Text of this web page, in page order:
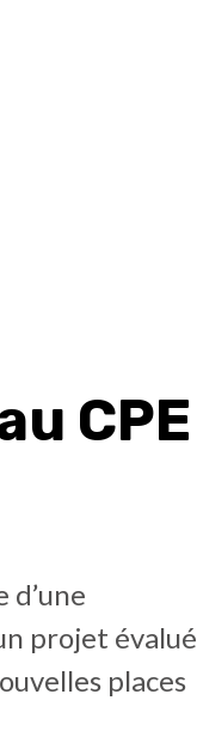
CPE
projet évalué
places